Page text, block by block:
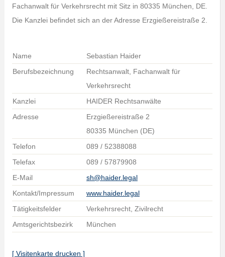
Fachanwalt für Verkehrsrecht mit Sitz in 80335 München, DE.
Die Kanzlei befindet sich an der Adresse Erzgießereistraße 2.
Name
Sebastian Haider
Berufsbezeichnung
Rechtsanwalt, Fachanwalt für
Verkehrsrecht
Kanzlei
HAIDER Rechtsanwälte
Adresse
Erzgießereistraße 2
80335 München (DE)
Telefon
089 / 52388088
Telefax
089 / 57879908
E-Mail
sh@haider.legal
Kontakt/Impressum
www.haider.legal
Tätigkeitsfelder
Verkehrsrecht, Zivilrecht
Amtsgerichtsbezirk
München
[ Visitenkarte drucken ]